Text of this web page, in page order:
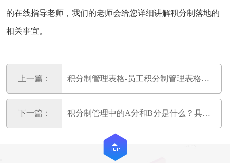
的在线指导老师，我们的老师会给您详细讲解积分制落地的
相关事宜。
上一篇： 积分制管理表格-员工积分制管理表格通用模版
下一篇： 积分制管理中的A分和B分是什么？具体怎么操作A分和B分？